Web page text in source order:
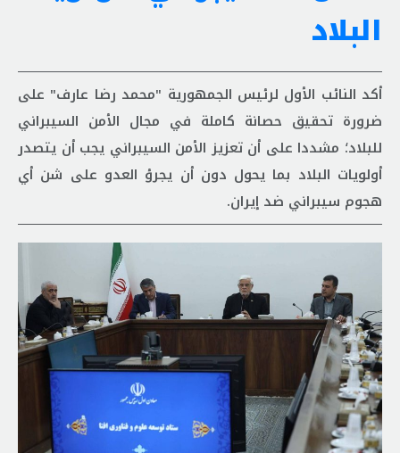
البلاد
أكد النائب الأول لرئيس الجمهورية "محمد رضا عارف" على
ضرورة تحقيق حصانة كاملة في مجال الأمن السيبراني
للبلاد؛ مشددا على أن تعزيز الأمن السيبراني يجب أن يتصدر
أولويات البلاد بما يحول دون أن يجرؤ العدو على شن أي
هجوم سيبراني ضد إيران.